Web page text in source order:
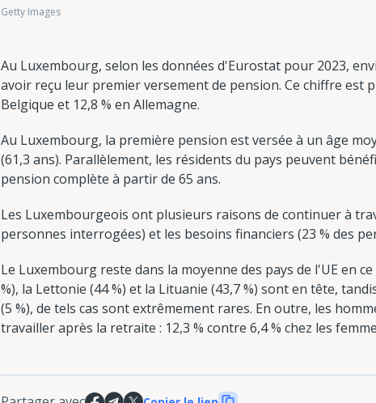
Getty Images
Au Luxembourg, selon les données d'Eurostat pour 2023,
avoir reçu leur premier versement de pension. Ce chiffre est
Belgique et 12,8 % en Allemagne.
Au Luxembourg, la première pension est versée à un âge
(61,3 ans). Parallèlement, les résidents du pays peuvent
pension complète à partir de 65 ans.
Les Luxembourgeois ont plusieurs raisons de continuer à
personnes interrogées) et les besoins financiers (23 % des
Le Luxembourg reste dans la moyenne des pays de l'UE en
%), la Lettonie (44 %) et la Lituanie (43,7 %) sont en tête,
(5 %), de tels cas sont extrêmement rares. En outre, les
travailler après la retraite : 12,3 % contre 6,4 % chez les